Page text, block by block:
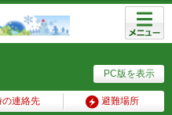
PC版を表示
の連絡先 避難場所
メニュ
ー